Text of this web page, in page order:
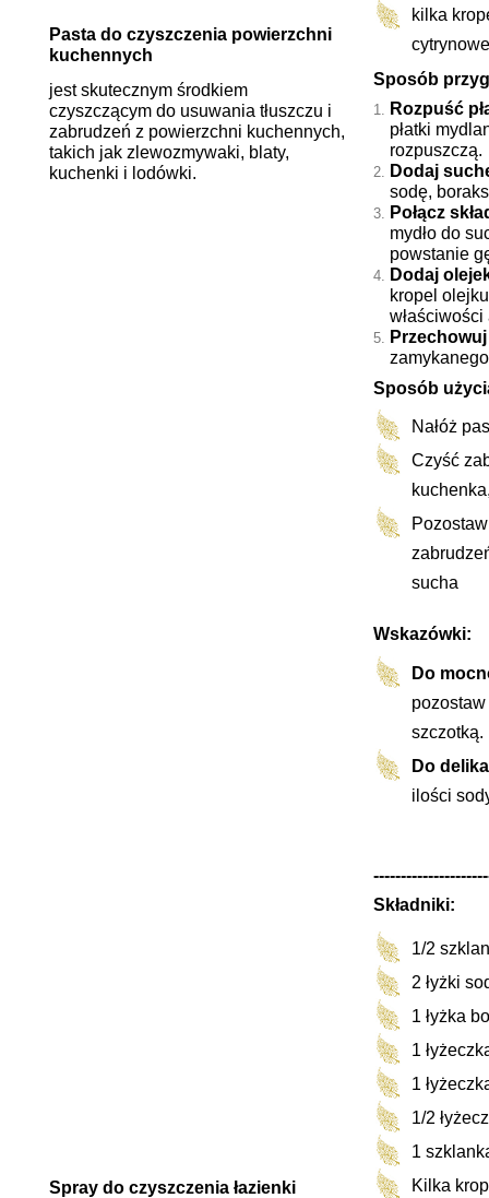
Pasta do czyszczenia powierzchni
kuchennych
jest skutecznym środkiem
czyszczącym do usuwania tłuszczu i
zabrudzeń z powierzchni kuchennych,
takich jak zlewozmywaki, blaty,
kuchenki i lodówki.
kilka
Sposób
Rozpuść
płatki
rozpuszczą.
Dodaj
sodę,
Połącz
mydło do
powstanie
Dodaj
kropel
Sposób
Nałóż
Czyść
sucha
Wskazówki:
Do
szczotką.
Do
ilości
Spray do czyszczenia łazienki
Składniki:
1/2
2 łyżki
1 łyżka
1
1
1/2
1
Kilka